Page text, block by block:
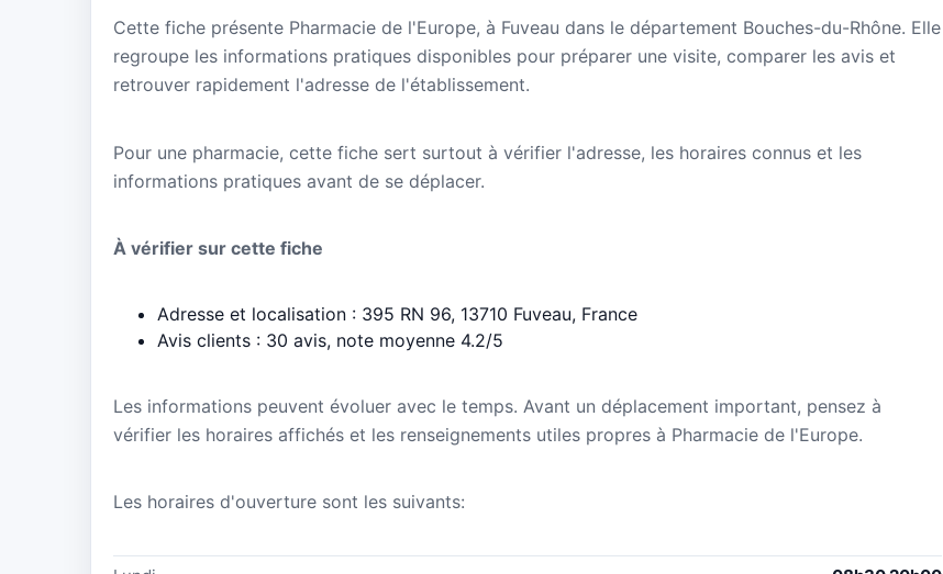
Cette fiche présente Pharmacie de l'Europe, à Fuveau dans le département Bouches-du-Rhône. Elle
regroupe les informations pratiques disponibles pour préparer une visite, comparer les avis et
retrouver rapidement l'adresse de l'établissement.
Pour une pharmacie, cette fiche sert surtout à vérifier l'adresse, les horaires connus et les
informations pratiques avant de se déplacer.
À vérifier sur cette fiche
Adresse et localisation : 395 RN 96, 13710 Fuveau, France
Avis clients : 30 avis, note moyenne 4.2/5
Les informations peuvent évoluer avec le temps. Avant un déplacement important, pensez à
vérifier les horaires affichés et les renseignements utiles propres à Pharmacie de l'Europe.
Les horaires d'ouverture sont les suivants: